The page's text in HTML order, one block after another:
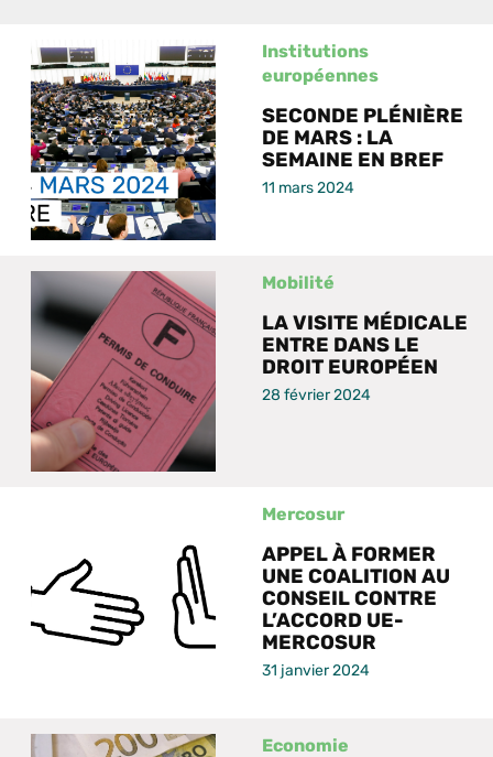
Institutions
européennes
SECONDE PLÉNIÈRE
DE MARS : LA
SEMAINE EN BREF
11 mars 2024
Mobilité
LA VISITE MÉDICALE
ENTRE DANS LE
DROIT EUROPÉEN
28 février 2024
Mercosur
APPEL À FORMER
UNE COALITION AU
CONSEIL CONTRE
L’ACCORD UE-
MERCOSUR
31 janvier 2024
Economie